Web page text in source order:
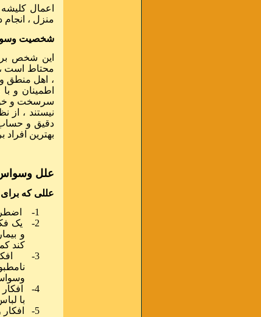
اعمال
منزل ،
شخصیت
این شخص
محتاط است
، اهل منطق
اطمینان و
سرسخت و
نیستند ، از
دقیق و
بهترین
علل
عللی که
1-
2-
یک
و
کند
3-
4-
با
5-